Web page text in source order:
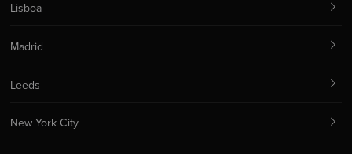
Lisboa
Madrid
Leeds
New York City